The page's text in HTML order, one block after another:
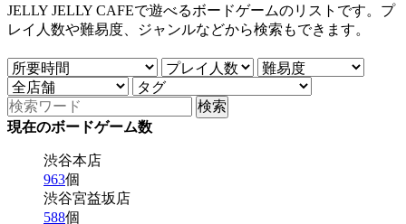
JELLY JELLY CAFEで遊べるボードゲームのリストです。プ
レイ人数や難易度、ジャンルなどから検索もできます。
現在のボードゲーム数
渋谷本店
963個
渋谷宮益坂店
588個